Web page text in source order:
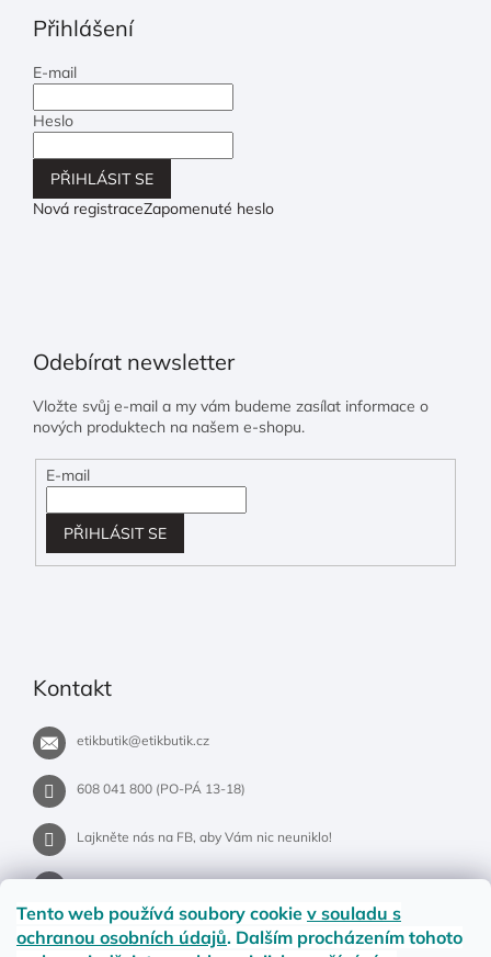
Tento web používá soubory cookie v souladu s
ochranou osobních údajů. Dalším procházením tohoto
Přihlášení
E-mail
Heslo
PŘIHLÁSIT SE
Nová registraceZapomenuté heslo
Odebírat newsletter
Vložte svůj e-mail a my vám budeme zasílat informace o
nových produktech na našem e-shopu.
E-mail
PŘIHLÁSIT SE
Kontakt
etikbutik@etikbutik.cz
608 041 800 (PO-PÁ 13-18)
Lajkněte nás na FB, aby Vám nic neuniklo!
etikbutik.cz